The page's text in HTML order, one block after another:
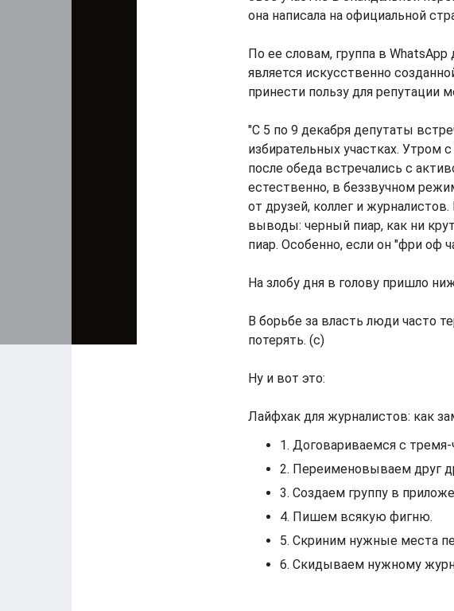
она написала на официальной
По ее словам, группа в
является искусственно
принести пользу для репутации
"С 5 по 9 декабря депутаты
избирательных участках. Утром
после обеда встречались с
естественно, в беззвучном
от друзей, коллег и
выводы: черный пиар, как ни
пиар. Особенно, если он "фри оф
На злобу дня в голову пришло
В борьбе за власть люди часто
потерять. (с)
Ну и вот это:
Лайфхак для журналистов: как
1. Договариваемся с
2. Переименовываем друг
3. Создаем группу в
4. Пишем всякую фигню.
5. Скриним нужные места
6. Скидываем нужному